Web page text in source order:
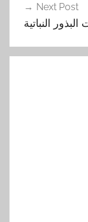
Next Post
النباتية